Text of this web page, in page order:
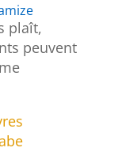
plaît,
peuvent